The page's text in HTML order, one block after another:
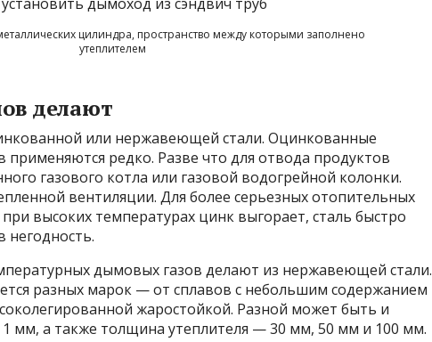
цилиндра, пространство между которыми заполнено
утеплителем
делают
или нержавеющей стали. Оцинкованные
редко. Разве что для отвода продуктов
газового котла или газовой водогрейной колонки.
вентиляции. Для более серьезных отопительных
высоких температурах цинк выгорает, сталь быстро
дымовых газов делают из нержавеющей стали.
разных марок — от сплавов с небольшим содержанием
жаростойкой. Разной может быть и
мм, а также толщина утеплителя — 30 мм, 50 мм и 100 мм.